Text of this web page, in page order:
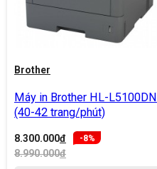
Brother
Máy in Brother HL-L5100DN
(40-42 trang/phút)
8.300.000đ -8%
8.990.000đ